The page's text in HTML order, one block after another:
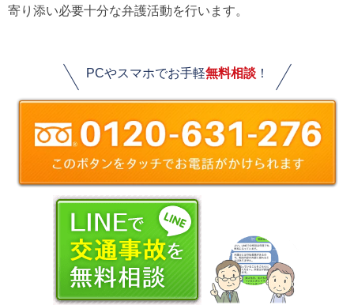
寄り添い必要十分な弁護活動を行います。
PCやスマホでお手軽無料相談！